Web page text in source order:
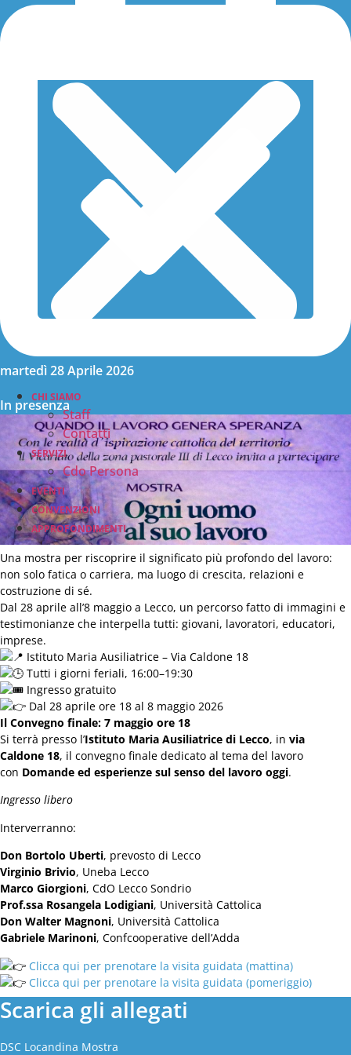
Impresa
Servizio Tari
Esg Tutoring
Persona
PARTNERS
DIVENTA SOCIO
ASSOCIAZIONE
Chi siamo
Presidenza
Ecosistema
OPERE
Sociali
Educative
Profit
CHI SIAMO
Staff
Contatti
SERVIZI
Cdo Persona
EVENTI
CONVENZIONI
APPROFONDIMENTI
martedì 28 Aprile 2026
In presenza
Una mostra per riscoprire il significato più profondo del lavoro:
non solo fatica o carriera, ma luogo di crescita, relazioni e
costruzione di sé.
Dal 28 aprile all’8 maggio a Lecco, un percorso fatto di immagini e
testimonianze che interpella tutti: giovani, lavoratori, educatori,
imprese.
Istituto Maria Ausiliatrice – Via Caldone 18
Tutti i giorni feriali, 16:00–19:30
Ingresso gratuito
Dal 28 aprile ore 18 al 8 maggio 2026
Il Convegno finale: 7 maggio ore 18
Si terrà presso l’Istituto Maria Ausiliatrice di Lecco, in via
Caldone 18, il convegno finale dedicato al tema del lavoro
con Domande ed esperienze sul senso del lavoro oggi.
Ingresso libero
Interverranno:
Don Bortolo Uberti, prevosto di Lecco
Virginio Brivio, Uneba Lecco
Marco Giorgioni, CdO Lecco Sondrio
Prof.ssa Rosangela Lodigiani, Università Cattolica
Don Walter Magnoni, Università Cattolica
Gabriele Marinoni, Confcooperative dell’Adda
Clicca qui per prenotare la visita guidata (mattina)
Clicca qui per prenotare la visita guidata (pomeriggio)
Scarica gli allegati
DSC Locandina Mostra